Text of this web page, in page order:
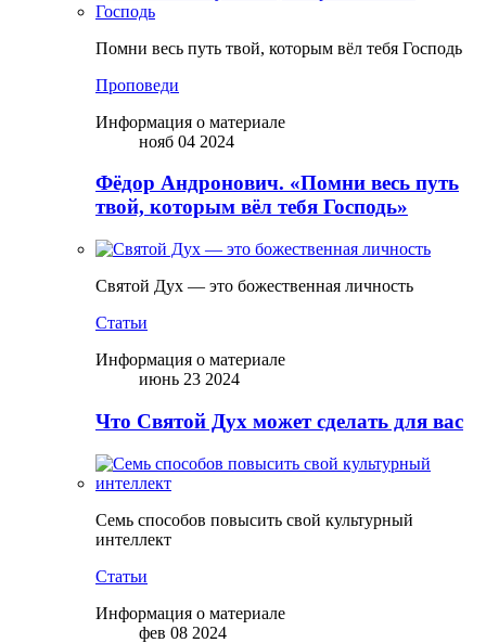
Помни весь путь твой, которым вёл тебя Господь
Проповеди
Информация о материале
нояб 04 2024
Фёдор Андронович. «Помни весь путь
твой, которым вёл тебя Господь»
Святой Дух — это божественная личность
Статьи
Информация о материале
июнь 23 2024
Что Святой Дух может сделать для вас
Семь способов повысить свой культурный
интеллект
Статьи
Информация о материале
фев 08 2024